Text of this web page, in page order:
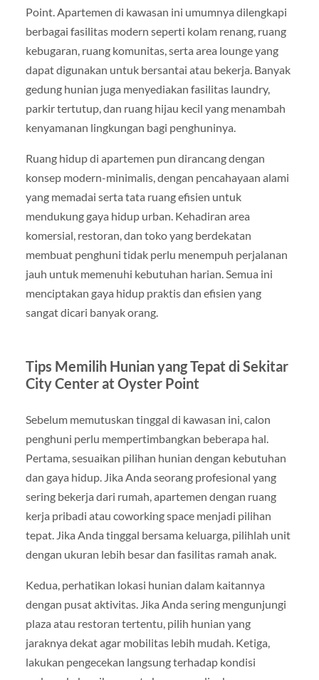
Point. Apartemen di kawasan ini umumnya dilengkapi
berbagai fasilitas modern seperti kolam renang, ruang
kebugaran, ruang komunitas, serta area lounge yang
dapat digunakan untuk bersantai atau bekerja. Banyak
gedung hunian juga menyediakan fasilitas laundry,
parkir tertutup, dan ruang hijau kecil yang menambah
kenyamanan lingkungan bagi penghuninya.
Ruang hidup di apartemen pun dirancang dengan
konsep modern-minimalis, dengan pencahayaan alami
yang memadai serta tata ruang efisien untuk
mendukung gaya hidup urban. Kehadiran area
komersial, restoran, dan toko yang berdekatan
membuat penghuni tidak perlu menempuh perjalanan
jauh untuk memenuhi kebutuhan harian. Semua ini
menciptakan gaya hidup praktis dan efisien yang
sangat dicari banyak orang.
Tips Memilih Hunian yang Tepat di Sekitar
City Center at Oyster Point
Sebelum memutuskan tinggal di kawasan ini, calon
penghuni perlu mempertimbangkan beberapa hal.
Pertama, sesuaikan pilihan hunian dengan kebutuhan
dan gaya hidup. Jika Anda seorang profesional yang
sering bekerja dari rumah, apartemen dengan ruang
kerja pribadi atau coworking space menjadi pilihan
tepat. Jika Anda tinggal bersama keluarga, pilihlah unit
dengan ukuran lebih besar dan fasilitas ramah anak.
Kedua, perhatikan lokasi hunian dalam kaitannya
dengan pusat aktivitas. Jika Anda sering mengunjungi
plaza atau restoran tertentu, pilih hunian yang
jaraknya dekat agar mobilitas lebih mudah. Ketiga,
lakukan pengecekan langsung terhadap kondisi